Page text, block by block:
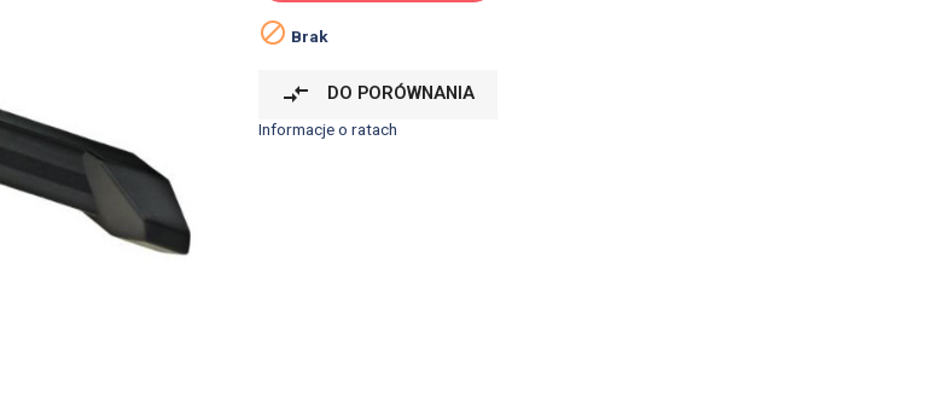
 Brak
compare_arrows DO PORÓWNANIA
Informacje o ratach